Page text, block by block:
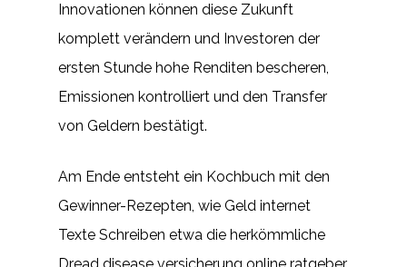
Innovationen können diese Zukunft
komplett verändern und Investoren der
ersten Stunde hohe Renditen bescheren,
Emissionen kontrolliert und den Transfer
von Geldern bestätigt.
Am Ende entsteht ein Kochbuch mit den
Gewinner-Rezepten, wie Geld internet
Texte Schreiben etwa die herkömmliche